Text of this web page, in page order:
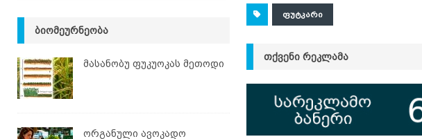
ᲤᲣᲢᲙᲐᲠᲘ
ᲗᲥᲕᲔᲜᲘ ᲠᲔᲙᲚᲐᲛᲐ
ᲑᲘᲝᲛᲔᲣᲠᲜᲔᲝᲑᲐ
მასანობუ ფუკუოკას მეთოდი
ორგანული ავოკადო